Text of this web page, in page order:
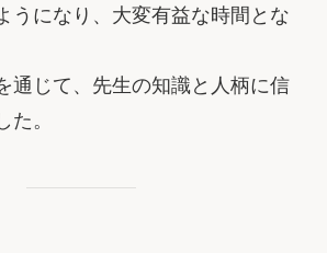
うになり、大変有益な時間とな
通じて、先生の知識と人柄に信
た。